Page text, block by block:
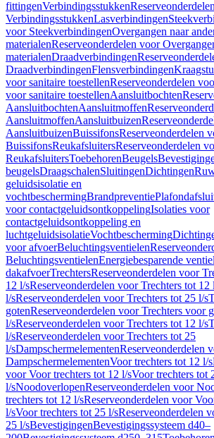
fittingenVerbindingsstukken
VerbindingsstukkenLasverbindingen
voor SteekverbindingenOvergangen naar
materialenReserveonderdelen voor
materialenDraadverbindingen
DraadverbindingenFlensverbindingen
voor sanitaire toestellenReserveonderdelen
voor sanitaire toestellenAansluitbochten
AansluitbochtenAansluitmoffen
AansluitmoffenAansluitbuizen
AansluitbuizenBuissifonsReserveonderdelen
BuissifonsReukafsluitersReserveonderdelen
ReukafsluitersToebehorenBeugels
beugelsDraagschalenSluitingenDichtingen
geluidsisolatie en
vochtbeschermingBrandpreventie
voor contactgeluidsontkoppelingIsolaties voor
contactgeluidsontkoppeling en
luchtgeluidsisolatieVochtbescherming
voor afvoerBeluchtingsventielen
BeluchtingsventielenEnergiebesparende
dakafvoerTrechtersReserveonderdelen voor
12 l/sReserveonderdelen voor Trechters tot 12
l/sReserveonderdelen voor Trechters tot 25 l/s
gotenReserveonderdelen voor Trechters voor
l/sReserveonderdelen voor Trechters tot 12 l/s
l/sReserveonderdelen voor Trechters tot 25
l/sDampschermelementenReserveonderdelen
DampschermelementenVoor trechters tot 12 l/s
voor Voor trechters tot 12 l/sVoor trechters tot
l/sNoodoverlopenReserveonderdelen voor
trechters tot 12 l/sReserveonderdelen voor
l/sVoor trechters tot 25 l/sReserveonderdelen
25 l/sBevestigingenBevestigingssysteem d40–